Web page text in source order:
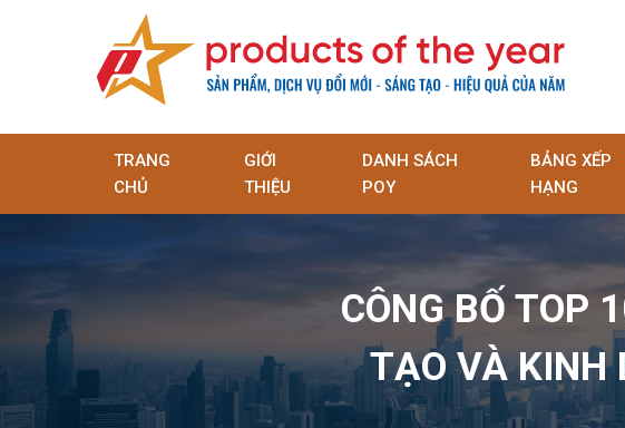
TRANG
CHỦ
GIỚI
THIỆU
DANH SÁCH
POY
BẢNG XẾP
HẠNG
CÔNG BỐ TOP
TẠO VÀ KINH